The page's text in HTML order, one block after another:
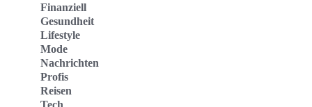
Finanziell
Gesundheit
Lifestyle
Mode
Nachrichten
Profis
Reisen
Tech